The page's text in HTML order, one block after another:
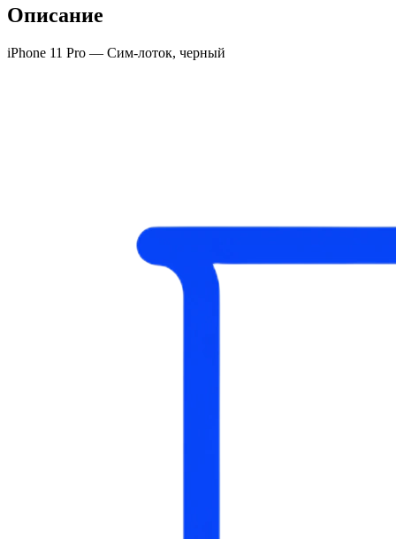
Описание
iPhone 11 Pro — Сим-лоток, черный